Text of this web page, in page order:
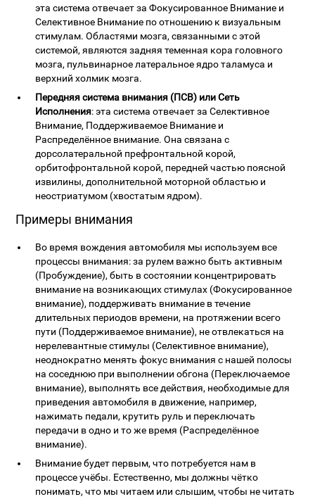
эта система отвечает за Фокусированное Внимание и
Селективное Внимание по отношению к визуальным
стимулам. Областями мозга, связанными с этой
системой, являются задняя теменная кора головного
мозга, пульвинарное латеральное ядро таламуса и
верхний холмик мозга.
Передняя система внимания (ПСВ) или Сеть
Исполнения: эта система отвечает за Селективное
Внимание, Поддерживаемое Внимание и
Распределённое внимание. Она связана с
дорсолатеральной префронтальной корой,
орбитофронтальной корой, передней частью поясной
извилины, дополнительной моторной областью и
неостриатумом (хвостатым ядром).
Примеры внимания
Во время вождения автомобиля мы используем все
процессы внимания: за рулем важно быть активным
(Пробуждение), быть в состоянии концентрировать
внимание на возникающих стимулах (Фокусированное
внимание), поддерживать внимание в течение
длительных периодов времени, на протяжении всего
пути (Поддерживаемое внимание), не отвлекаться на
нерелевантные стимулы (Селективное внимание),
неоднократно менять фокус внимания с нашей полосы
на соседнюю при выполнении обгона (Переключаемое
внимание), выполнять все действия, необходимые для
приведения автомобиля в движение, например,
нажимать педали, крутить руль и переключать
передачи в одно и то же время (Распределённое
внимание).
Внимание будет первым, что потребуется нам в
процессе учёбы. Естественно, мы должны чётко
понимать, что мы читаем или слышим, чтобы не читать